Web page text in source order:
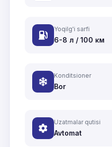
Yoqilg'i sarfi
6-8 л / 100 км
Konditsioner
Bor
Uzatmalar qutisi
Avtomat